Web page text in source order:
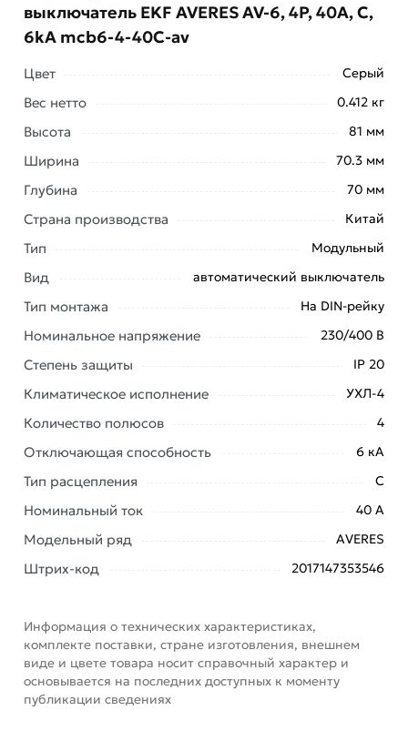
Условия доставки и цены на товар Автоматический
mcb6-4-40C-av из категории
Четырехполюсные
автоматические выключатели
Наши профессиональные менеджеры обработают
доставки или самовывоза. Перед оформлением
онлайн заказа рекомендуем ознакомиться с
описанием, характеристиками и отзывами.
Данний товар от производителя
сертифицирован,
купленного товарa в течение 7 дней (наличие чека
обязательно).
выключатель EKF AVERES AV-6, 4P, 40A, C,
6kA mcb6-4-40C-av
Цвет Серый
Вес нетто 0.412 кг
Высота 81 мм
Ширина 70.3 мм
Глубина 70 мм
Страна производства Китай
Тип Модульный
Вид автоматический выключатель
Тип монтажа На DIN-рейку
Номинальное напряжение 230/400 В
Степень защиты IP 20
Климатическое исполнение УХЛ-4
Количество полюсов 4
Отключающая способность 6 кА
Тип расцепления C
Номинальный ток 40 А
Модельный ряд AVERES
Штрих-код 2017147353546
Информация о технических характеристиках,
комплекте поставки, стране изготовления, внешнем
виде и цвете товара носит справочный характер и
основывается на последних доступных к моменту
публикации сведениях